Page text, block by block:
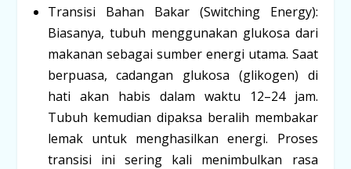
Transisi Bahan Bakar (Switching Energy):
Biasanya, tubuh menggunakan glukosa dari
makanan sebagai sumber energi utama. Saat
berpuasa, cadangan glukosa (glikogen) di
hati akan habis dalam waktu 12–24 jam.
Tubuh kemudian dipaksa beralih membakar
lemak untuk menghasilkan energi. Proses
transisi ini sering kali menimbulkan rasa